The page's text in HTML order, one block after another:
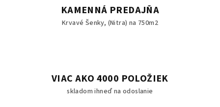
KAMENNÁ PREDAJŇA
Krvavé Šenky, (Nitra) na 750m2
VIAC AKO 4000 POLOŽIEK
skladom ihneď na odoslanie